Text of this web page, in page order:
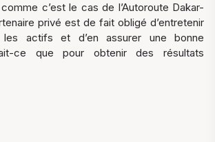
c’est le cas de l’Autoroute Dakar-
privé est de fait obligé d’entretenir
les actifs et d’en assurer une bonne
ce que pour obtenir des résultats